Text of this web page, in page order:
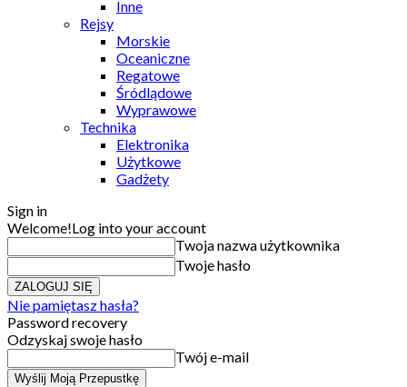
Inne
Rejsy
Morskie
Oceaniczne
Regatowe
Śródlądowe
Wyprawowe
Technika
Elektronika
Użytkowe
Gadżety
Sign in
Welcome!Log into your account
Twoja nazwa użytkownika
Twoje hasło
Nie pamiętasz hasła?
Password recovery
Odzyskaj swoje hasło
Twój e-mail